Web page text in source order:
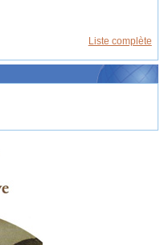
Liste complète